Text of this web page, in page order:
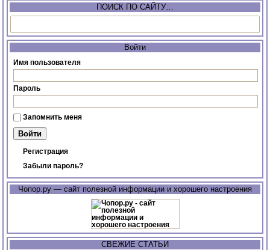
ПОИСК ПО САЙТУ…
Войти
Имя пользователя
Пароль
Запомнить меня
Регистрация
Забыли пароль?
Чопор.ру — сайт полезной информации и хорошего настроения
СВЕЖИЕ СТАТЬИ